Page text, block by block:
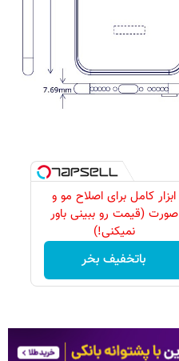
ابزار کامل برای اصلاح مو و
صورت (قیمت رو ببینی باور
نمیکنی!)
باتخفیف بخر